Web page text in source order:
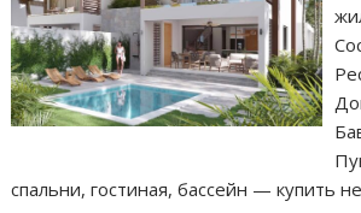
спальни, гостиная, бассейн — купить